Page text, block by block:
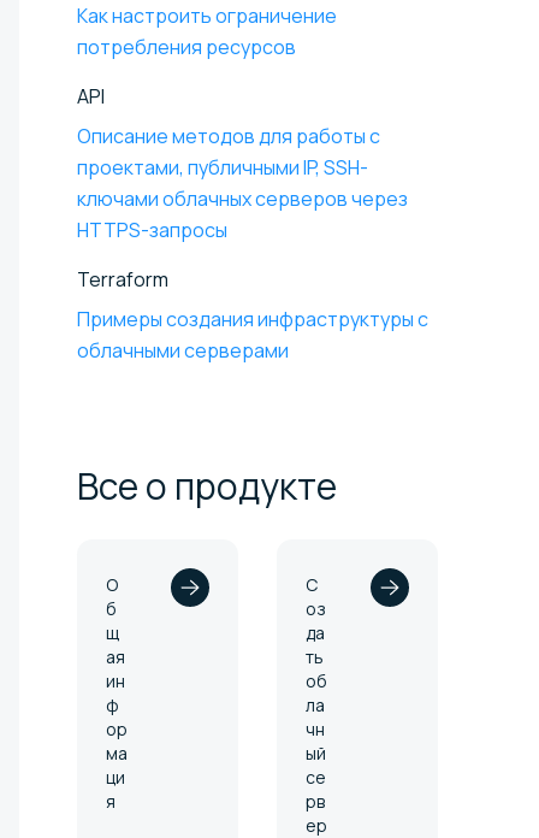
Как настроить ограничение
потребления ресурсов
API
Описание методов для работы с
проектами, публичными IP, SSH-
ключами облачных серверов через
HTTPS-запросы
Terraform
Примеры создания инфраструктуры с
облачными серверами
Все о продукте
О
б
щ
ая
ин
ф
ор
ма
ци
я
С
оз
да
ть
об
ла
чн
ый
се
рв
ер